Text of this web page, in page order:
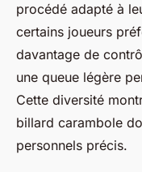
procédé adapté à
certains joueurs
davantage de
une queue légère
Cette diversité
billard carambole
personnels précis.